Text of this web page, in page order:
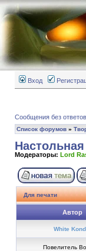
Вход
Сообщения без ответов
Список форумов »
Модераторы: Lord
Для печати
Автор
White
Повелитель